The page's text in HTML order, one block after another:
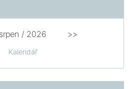
Kalendář
srpen / 2026 >>